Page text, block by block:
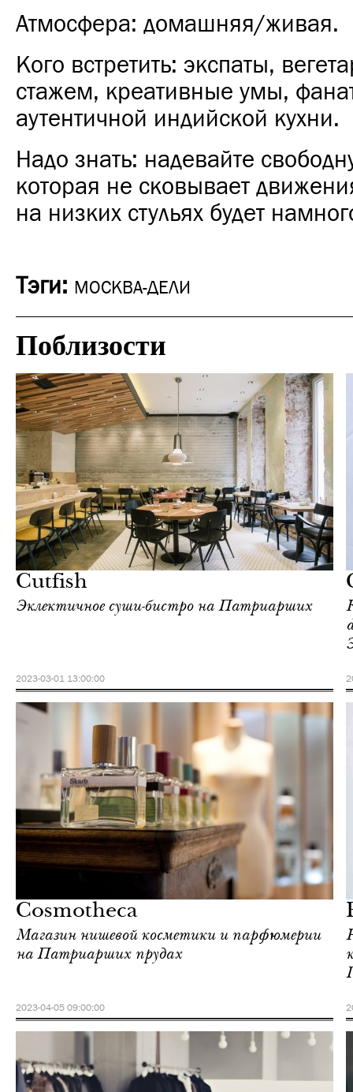
Атмосфера: домашняя/живая.
Кого встретить: экспаты,
стажем, креативные умы,
аутентичной индийской кухни.
Надо знать: надевайте
которая не сковывает
на низких стульях будет
Тэги: МОСКВА-ДЕЛИ
Поблизости
Cutfish
Эклектичное суши-бистро на Патриарших
2023-03-01 13:00:00
Cosmotheca
Магазин нишевой косметики и парфюмерии
на Патриарших прудах
2023-04-05 09:00:00